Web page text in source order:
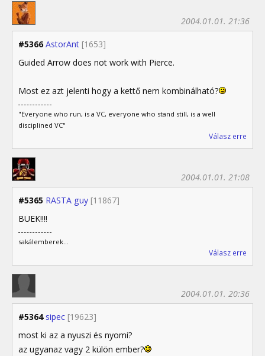
#5366 AstorAnt [1653]
2004.01.01. 21:36
Guided Arrow does not work with Pierce.
Most ez azt jelenti hogy a kettő nem kombinálható?
"Everyone who run, is a VC, everyone who stand still, is a well
disciplined VC"
Válasz erre
#5365 RASTA guy [11867]
2004.01.01. 21:08
BUEK!!!!
sakálemberek...
Válasz erre
#5364 sipec [19623]
2004.01.01. 20:36
most ki az a nyuszi és nyomi?
az ugyanaz vagy 2 külön ember?